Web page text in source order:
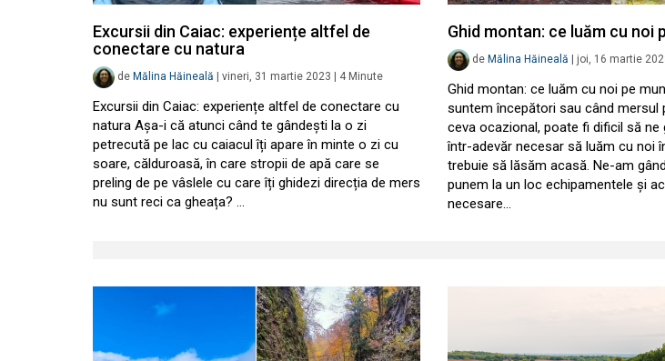
Excursii din Caiac: experiențe altfel de
conectare cu natura
de Mălina Hăineală vineri, 31 martie 2023 4 Minute
Excursii din Caiac: experiențe altfel de conectare cu
natura Așa-i că atunci când te gândești la o zi
petrecută pe lac cu caiacul îți apare în minte o zi cu
soare, călduroasă, în care stropii de apă care se
preling de pe vâslele cu care îți ghidezi direcția de mers
nu sunt reci ca gheața? …
Ghid montan: ce luăm cu noi
de Mălina Hăineală joi, 16 martie
Ghid montan: ce luăm cu noi pe
suntem începători sau când mersul
ceva ocazional, poate fi dificil să ne
într-adevăr necesar să luăm cu noi
trebuie să lăsăm acasă. Ne-am
punem la un loc echipamentele și
necesare…